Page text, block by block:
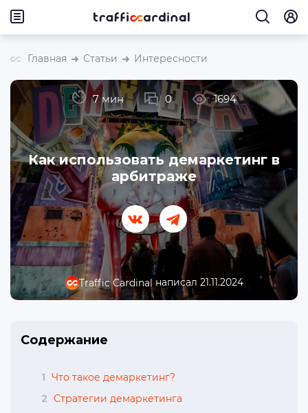
Главная Статьи Интересности
Traffic Cardinalнаписал 21.11.2024
Как использовать демаркетинг в
арбитраже
7 мин 0 1694
Содержание
1 Что такое демаркетинг?
2 Стратегии демаркетинга